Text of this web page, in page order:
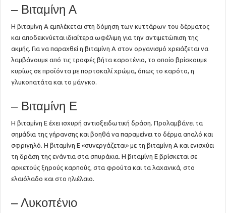
– Βιταμίνη Α
Η βιταμίνη Α εμπλέκεται στη δόμηση των κυττάρων του δέρματος
και αποδεικνύεται ιδιαίτερα ωφέλιμη για την αντιμετώπιση της
ακμής. Για να παραχθεί η βιταμίνη Α στον οργανισμό χρειάζεται να
λαμβάνουμε από τις τροφές βήτα καροτένιο, το οποίο βρίσκουμε
κυρίως σε προϊόντα με πορτοκαλί χρώμα, όπως το καρότο, η
γλυκοπατάτα και το μάνγκο.
– Βιταμίνη Ε
Η βιταμίνη Ε έχει ισχυρή αντιοξειδωτική δράση. Προλαμβάνει τα
σημάδια της γήρανσης και βοηθά να παραμείνει το δέρμα απαλό και
σφριγηλό. Η βιταμίνη Ε «συνεργάζεται» με τη βιταμίνη Α και ενισχύει
τη δράση της ενάντια στα σπυράκια. Η βιταμίνη Ε βρίσκεται σε
αρκετούς ξηρούς καρπούς, στα φρούτα και τα λαχανικά, στο
ελαιόλαδο και στο ηλιέλαιο.
– Λυκοπένιο